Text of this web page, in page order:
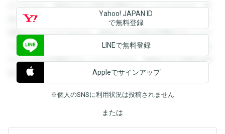
ができます。登録すると回答を閲覧することができます。登
録すると回答を閲覧することができます。登録すると回答を
閲覧することができます。登録すると回答を閲覧することが
できます。登録すると回答を閲覧することができます。登録
すると回答を閲覧することができます。登録すると回答を閲
覧することができます。
Yahoo! JAPAN ID
で無料登録
LINEで無料登録
Appleでサインアップ
※個人のSNSに利用状況は投稿されません
または